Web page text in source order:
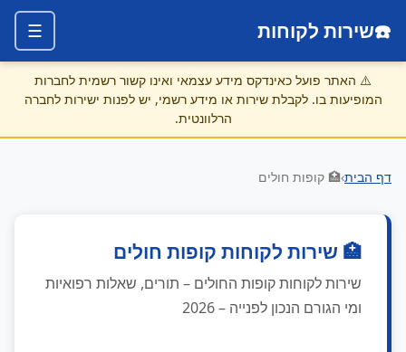
☎️שירות לקוחות ☰
⚠️ האתר פועל כאינדקס מידע עצמאי ואינו קשור רשמית לחברות
המופיעות בו. לקבלת שירות או מידע רשמי, יש לפנות ישירות לחברה
הרלוונטית.
דף הבית›🏥 קופות חולים
🏥 שירות לקוחות קופות חולים
שירות לקוחות קופות החולים – תורים, שאלות רפואיות
ומי הגורם הנכון לפנייה – 2026